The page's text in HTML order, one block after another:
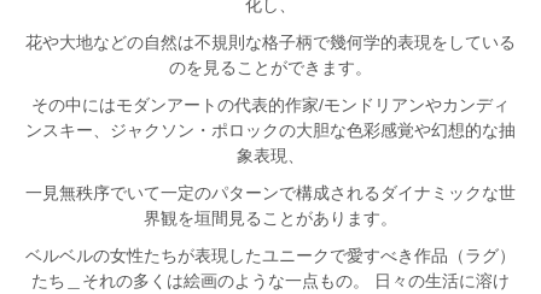
化し、
花や大地などの自然は不規則な格子柄で幾何学的表現をしている
のを見ることができます。
その中にはモダンアートの代表的作家/モンドリアンやカンディ
ンスキー、ジャクソン・ポロックの大胆な色彩感覚や幻想的な抽
象表現、
一見無秩序でいて一定のパターンで構成されるダイナミックな世
界観を垣間見ることがあります。
ベルベルの女性たちが表現したユニークで愛すべき作品（ラグ）
たち＿それの多くは絵画のような一点もの。 日々の生活に溶け